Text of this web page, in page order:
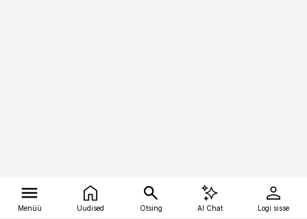
Menüü Uudised Otsing AI Chat Logi sisse